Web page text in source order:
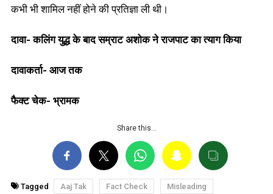
कभी भी शामिल नहीं होने की प्रतिज्ञा ली थी।
दावा- कलिंग युद्ध के बाद सम्राट अशोक ने राजपाट का त्याग किया
दावाकर्ता- आज तक
फैक्ट चेक- भ्रामक
Share this…
Tagged Aaj Tak Fact Check
Misleading